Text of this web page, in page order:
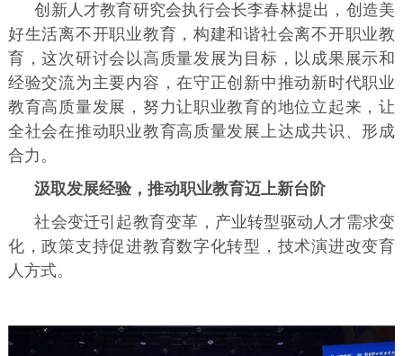
创新人才教育研究会执行会长李春林提出，创造美
好生活离不开职业教育，构建和谐社会离不开职业教
育，这次研讨会以高质量发展为目标，以成果展示和
经验交流为主要内容，在守正创新中推动新时代职业
教育高质量发展，努力让职业教育的地位立起来，让
全社会在推动职业教育高质量发展上达成共识、形成
合力。
汲取发展经验，推动职业教育迈上新台阶
社会变迁引起教育变革，产业转型驱动人才需求变
化，政策支持促进教育数字化转型，技术演进改变育
人方式。